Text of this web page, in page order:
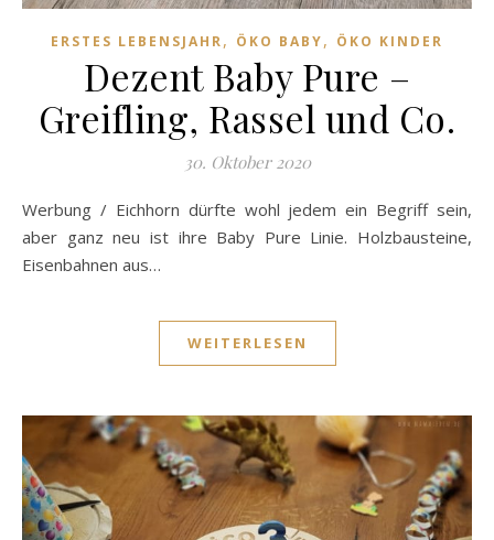
ERSTES LEBENSJAHR, ÖKO BABY, ÖKO KINDER
Dezent Baby Pure –
Greifling, Rassel und Co.
30. Oktober 2020
Werbung / Eichhorn dürfte wohl jedem ein Begriff sein,
aber ganz neu ist ihre Baby Pure Linie. Holzbausteine,
Eisenbahnen aus…
WEITERLESEN